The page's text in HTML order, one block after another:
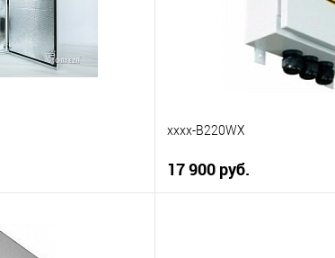
xxxx-B220WX
17 900 руб.